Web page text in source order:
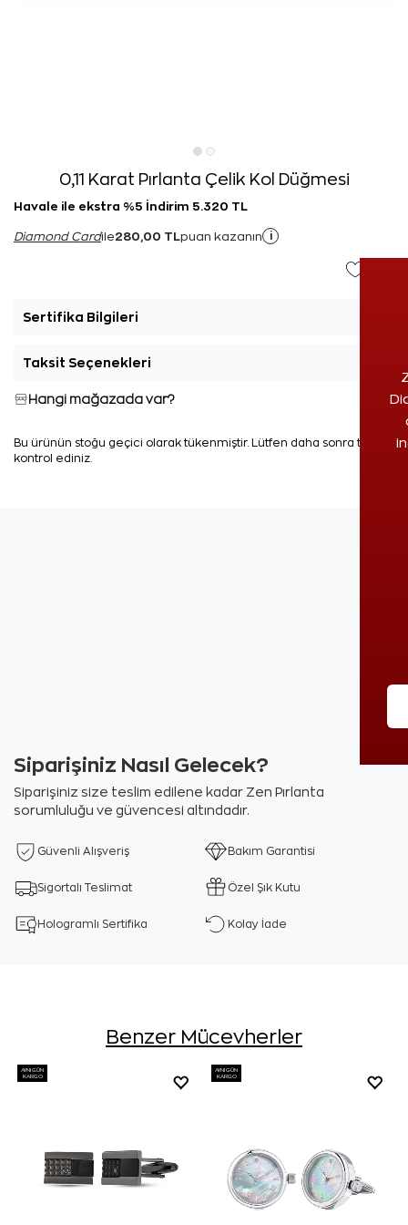
0,11 Karat Pırlanta Çelik Kol Düğmesi
Havale ile ekstra %5 İndirim 5.320 TL
Diamond Cardile280,00 TL puan kazanın i
Sertifika Bilgileri
Taksit Seçenekleri
Hangi mağazada var?
Bu ürünün stoğu geçici olarak tükenmiştir. Lütfen daha sonra tekrar
kontrol ediniz.
Siparişiniz Nasıl Gelecek?
Siparişiniz size teslim edilene kadar Zen Pırlanta
sorumluluğu ve güvencesi altındadır.
Güvenli Alışveriş Bakım Garantisi
Sigortalı Teslimat Özel Şık Kutu
Hologramlı Sertifika Kolay İade
Benzer Mücevherler
AYNI GÜN
KARGO
AYNI GÜN
KARGO